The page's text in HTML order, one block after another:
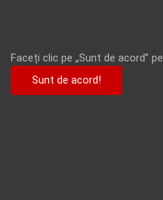
Faceți clic pe „Sunt de acord”
Sunt de acord!